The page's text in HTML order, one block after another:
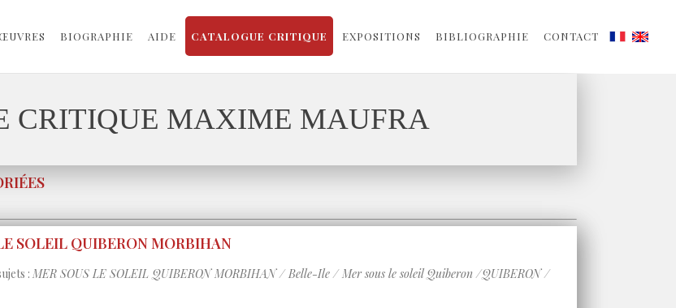
BIOGRAPHIE AIDE CATALOGUE CRITIQUE EXPOSITIONS BIBLIOGRAPHIE CONTACT
CRITIQUE MAXIME MAUFRA
SOLEIL QUIBERON MORBIHAN
: MER SOUS LE SOLEIL QUIBERON MORBIHAN / Belle-Ile / Mer sous le soleil Quiberon /QUIBERON /